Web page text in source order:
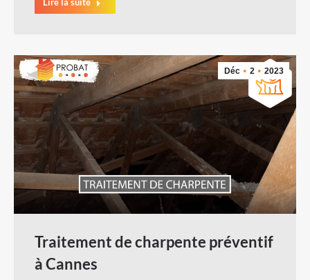
Déc 2 2023
Traitement de charpente préventif
à Cannes